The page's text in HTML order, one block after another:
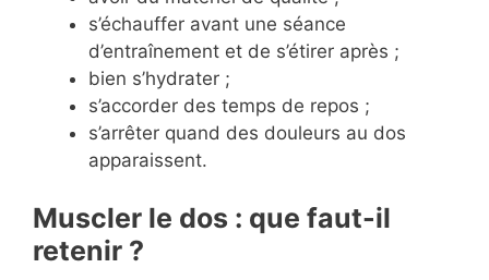
s’échauffer avant une séance
d’entraînement et de s’étirer après ;
bien s’hydrater ;
s’accorder des temps de repos ;
s’arrêter quand des douleurs au dos
apparaissent.
Muscler le dos : que faut-il
retenir ?